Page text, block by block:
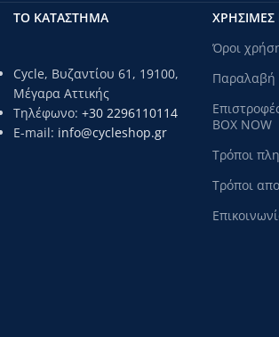
ΤΟ ΚΑΤΑΣΤΗΜΑ
Cycle, Βυζαντίου 61, 19100,
Μέγαρα Αττικής
Τηλέφωνο: +30 2296110114
E-mail: info@cycleshop.gr
Όροι
Παραλαβή
BOX NOW
Τρόποι
Τρόποι